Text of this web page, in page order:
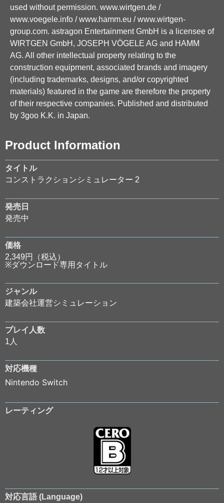
Product Information
タイトル
コンストラクションシミュレーター 2
発売日
発売中
価格
2,349円（税込）
※ダウンロード専用タイトル
ジャンル
建築会社運営シミュレーション
プレイ人数
1人
対応機種
Nintendo Switch
レーティング
対応言語 (Language)
used without permission. www.wirtgen.de /
www.voegele.info / www.hamm.eu / www.wirtgen-
group.com. astragon Entertainment GmbH is a licensee of
WIRTGEN GmbH, JOSEPH VÖGELE AG and HAMM
AG. All other intellectual property relating to the
construction equipment, associated brands and imagery
(including trademarks, designs, and/or copyrighted
materials) featured in the game are therefore the property
of their respective companies. Published and distributed
by 3goo K.K. in Japan.